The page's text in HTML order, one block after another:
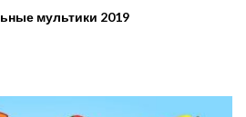
мультики 2019